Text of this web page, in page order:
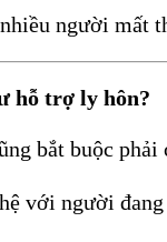
người mất
hỗ trợ ly hôn?
bắt buộc
với người đang